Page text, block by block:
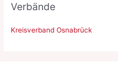
Verbände
Kreisverband Osnabrück